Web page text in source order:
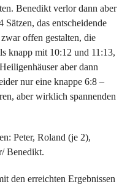
Benedikt verlor dann aber
das entscheidende
offen gestalten, die
knapp mit 10:12 und 11:13,
aber dann
nur eine knappe 6:8 –
aber wirklich spannenden
Peter, Roland (je 2),
Benedikt.
den erreichten Ergebnissen